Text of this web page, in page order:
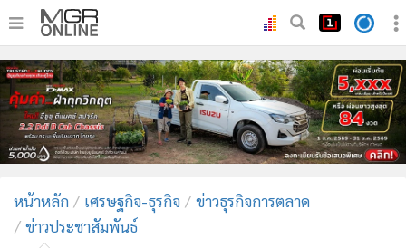
• หน้าหลัก
• ทันเหตุการณ์
• ภาคใต้
• ภูมิภาค
• บันเทิง
• ผู้จัดการรายวัน
หน้าหลัก เศรษฐกิจ-ธุรกิจ
ข่าวธุรกิจการตลาด
ข่าวประชาสัมพันธ์